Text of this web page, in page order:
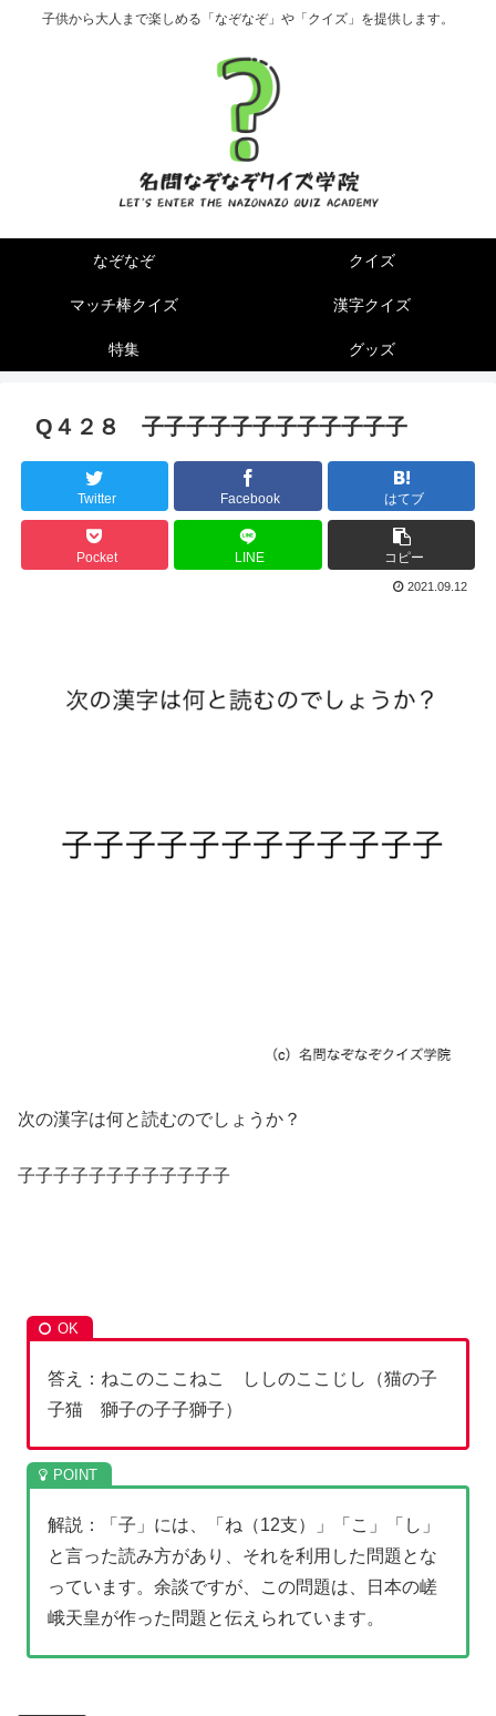
子供から大人まで楽しめる「なぞなぞ」や「クイズ」を提供します。
なぞなぞ クイズ
マッチ棒クイズ 漢字クイズ
特集 グッズ
Q４２８ 子子子子子子子子子子子子
Twitter Facebook はてブ
Pocket LINE コピー
2021.09.12
次の漢字は何と読むのでしょうか？
子子子子子子子子子子子子
答え：ねこのここねこ ししのここじし（猫の子
子猫 獅子の子子獅子）
解説：「子」には、「ね（12支）」「こ」「し」
と言った読み方があり、それを利用した問題とな
っています。余談ですが、この問題は、日本の嵯
峨天皇が作った問題と伝えられています。